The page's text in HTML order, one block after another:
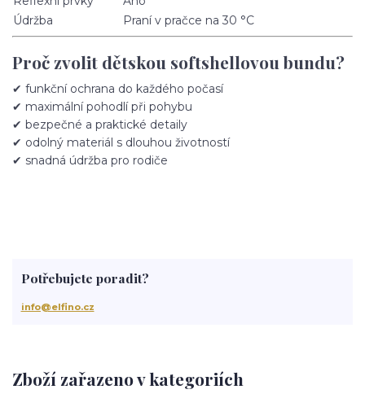
Údržba
Praní v pračce na 30 °C
Proč zvolit dětskou softshellovou bundu?
✔ funkční ochrana do každého počasí
✔ maximální pohodlí při pohybu
✔ bezpečné a praktické detaily
✔ odolný materiál s dlouhou životností
✔ snadná údržba pro rodiče
Zboží zařazeno v kategoriích
Potřebujete poradit?
info@elfino.cz